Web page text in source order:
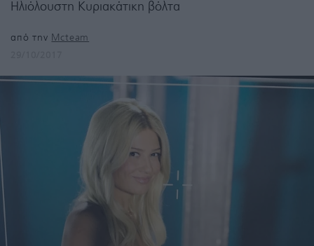
Ηλιόλουστη Κυριακάτικη βόλτα
από την Mcteam